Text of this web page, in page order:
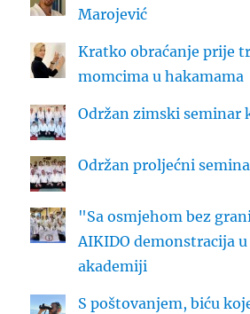
Marojević
Kratko obraćanje prije
momcima u hakamama
Održan zimski seminar
Održan proljećni
"Sa osmjehom bez
AIKIDO demonstracija
akademiji
S poštovanjem, biću